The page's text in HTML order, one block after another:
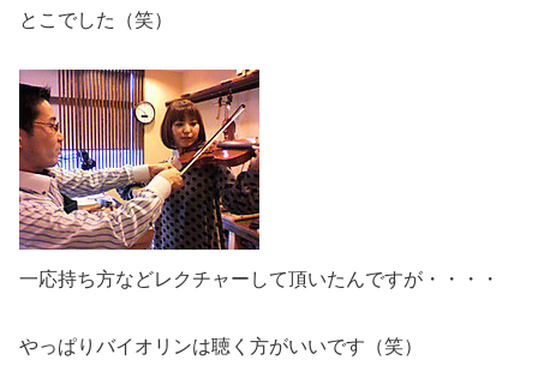
とこでした（笑）
一応持ち方などレクチャーして頂いたんですが・・・・
やっぱりバイオリンは聴く方がいいです（笑）